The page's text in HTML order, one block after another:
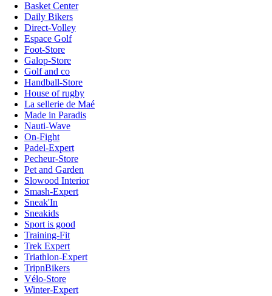
Basket Center
Daily Bikers
Direct-Volley
Espace Golf
Foot-Store
Galop-Store
Golf and co
Handball-Store
House of rugby
La sellerie de Maé
Made in Paradis
Nauti-Wave
On-Fight
Padel-Expert
Pecheur-Store
Pet and Garden
Slowood Interior
Smash-Expert
Sneak'In
Sneakids
Sport is good
Training-Fit
Trek Expert
Triathlon-Expert
TripnBikers
Vélo-Store
Winter-Expert